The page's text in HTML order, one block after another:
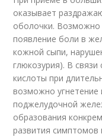
оказывает
оболочки. Возможно
появление боли в
кожной сыпи,
глюкозурия). В
кислоты при
возможно угнетение
поджелудочной
образования
развития симптомов